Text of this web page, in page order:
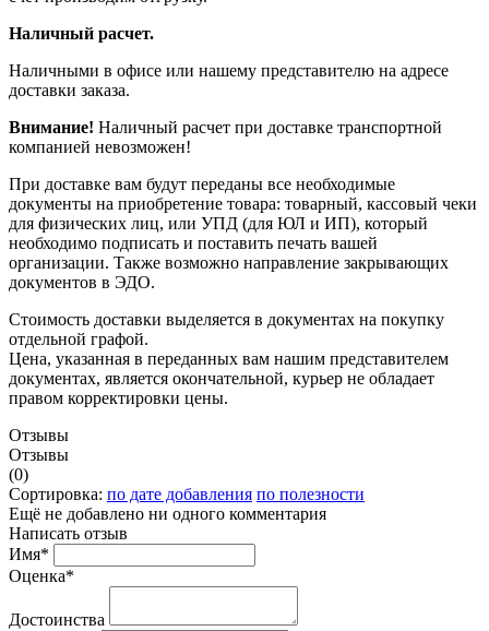
Наличный расчет.
Наличными в офисе или нашему представителю на адресе
доставки заказа.
Внимание! Наличный расчет при доставке транспортной
компанией невозможен!
При доставке вам будут переданы все необходимые
документы на приобретение товара: товарный, кассовый чеки
для физических лиц, или УПД (для ЮЛ и ИП), который
необходимо подписать и поставить печать вашей
организации. Также возможно направление закрывающих
документов в ЭДО.
Стоимость доставки выделяется в документах на покупку
отдельной графой.
Цена, указанная в переданных вам нашим представителем
документах, является окончательной, курьер не обладает
правом корректировки цены.
Отзывы
Отзывы
(0)
Сортировка: по дате добавления по полезности
Ещё не добавлено ни одного комментария
Написать отзыв
Имя*
Оценка*
Достоинства